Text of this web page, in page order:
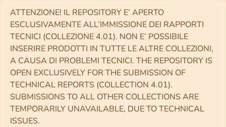
ATTENZIONE! IL REPOSITORY E’ APERTO
ESCLUSIVAMENTE ALL’IMMISSIONE DEI RAPPORTI
TECNICI (COLLEZIONE 4.01). NON E’ POSSIBILE
INSERIRE PRODOTTI IN TUTTE LE ALTRE COLLEZIONI,
A CAUSA DI PROBLEMI TECNICI. THE REPOSITORY IS
OPEN EXCLUSIVELY FOR THE SUBMISSION OF
TECHNICAL REPORTS (COLLECTION 4.01).
SUBMISSIONS TO ALL OTHER COLLECTIONS ARE
TEMPORARILY UNAVAILABLE, DUE TO TECHNICAL
ISSUES.